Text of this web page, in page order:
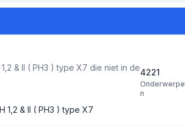
& II ( PH3 ) type X7 die niet in de
1,2 & II ( PH3 ) type X7
4221
Onderwerpe
n